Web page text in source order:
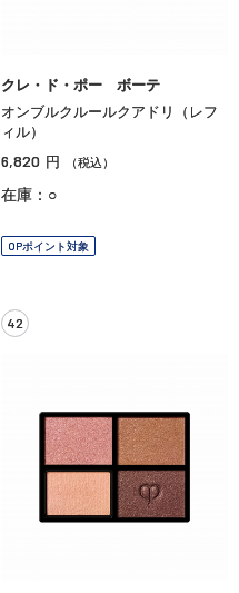
クレ・ド・ポー ボーテ
オンブルクルールクアドリ（レフ
ィル）
6,820 円 （税込）
在庫：○
OPポイント対象
42